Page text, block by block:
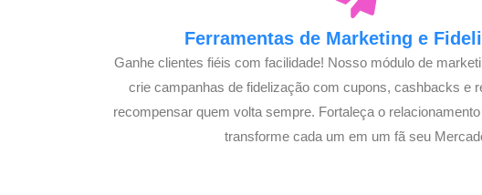
Ferramentas de Marketing e
Ganhe clientes fiéis com facilidade! Nosso módulo de
crie campanhas de fidelização com cupons, cashbacks e
recompensar quem volta sempre. Fortaleça o
transforme cada um em um fã seu